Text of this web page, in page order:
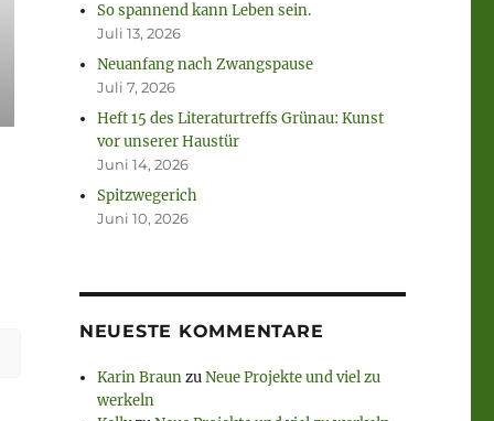
So spannend kann Leben sein.
Juli 13, 2026
Neuanfang nach Zwangspause
Juli 7, 2026
Heft 15 des Literaturtreffs Grünau: Kunst
vor unserer Haustür
Juni 14, 2026
Spitzwegerich
Juni 10, 2026
NEUESTE KOMMENTARE
Karin BraunzuNeue Projekte und viel zu
werkeln